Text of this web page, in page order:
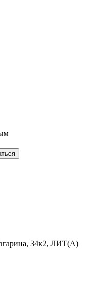
34к2, ЛИТ(А)